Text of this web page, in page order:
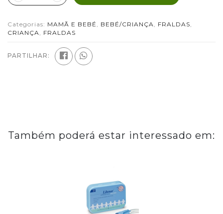
Categorias: MAMÃ E BEBÉ BEBÉ/CRIANÇA FRALDAS
CRIANÇA
FRALDAS
PARTILHAR:
Também poderá estar interessado em: